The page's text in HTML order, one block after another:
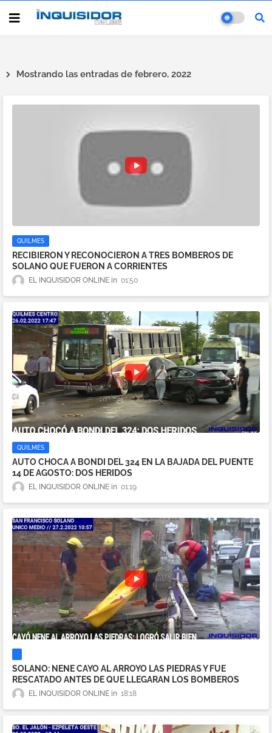
Mostrando las entradas de febrero, 2022
QUILMES
RECIBIERON Y RECONOCIERON A TRES BOMBEROS DE
SOLANO QUE FUERON A CORRIENTES
EL INQUISIDOR ONLINE 01:50
QUILMES
AUTO CHOCA A BONDI DEL 324 EN LA BAJADA DEL PUENTE
14 DE AGOSTO: DOS HERIDOS
EL INQUISIDOR ONLINE 01:19
SOLANO: NENE CAYO AL ARROYO LAS PIEDRAS Y FUE
RESCATADO ANTES DE QUE LLEGARAN LOS BOMBEROS
EL INQUISIDOR ONLINE 18:18